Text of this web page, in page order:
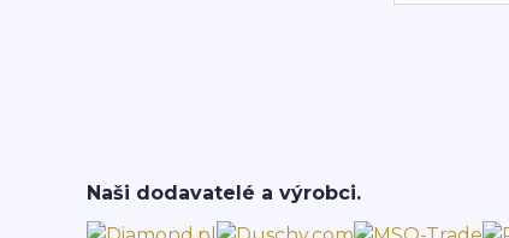
Naši dodavatelé a výrobci.